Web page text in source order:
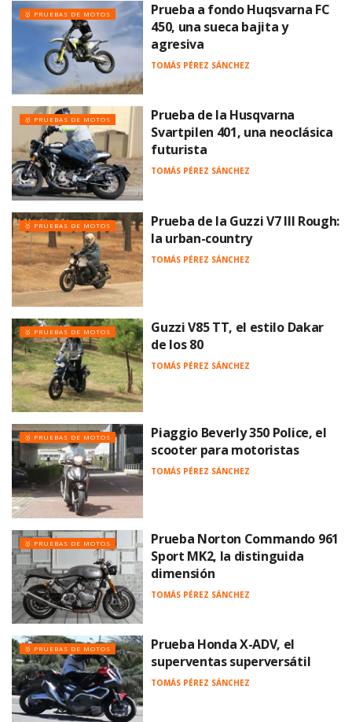
🥇 PRUEBAS DE MOTOS
Prueba a fondo Huqsvarna FC
450, una sueca bajita y
agresiva
TOMÁS PÉREZ SÁNCHEZ
🥇 PRUEBAS DE MOTOS
Prueba de la Husqvarna
Svartpilen 401, una neoclásica
futurista
TOMÁS PÉREZ SÁNCHEZ
🥇 PRUEBAS DE MOTOS
Prueba de la Guzzi V7 III Rough:
la urban-country
TOMÁS PÉREZ SÁNCHEZ
🥇 PRUEBAS DE MOTOS
Guzzi V85 TT, el estilo Dakar
de los 80
TOMÁS PÉREZ SÁNCHEZ
🥇 PRUEBAS DE MOTOS
Piaggio Beverly 350 Police, el
scooter para motoristas
TOMÁS PÉREZ SÁNCHEZ
🥇 PRUEBAS DE MOTOS
Prueba Norton Commando 961
Sport MK2, la distinguida
dimensión
TOMÁS PÉREZ SÁNCHEZ
🥇 PRUEBAS DE MOTOS
Prueba Honda X-ADV, el
superventas superversátil
TOMÁS PÉREZ SÁNCHEZ